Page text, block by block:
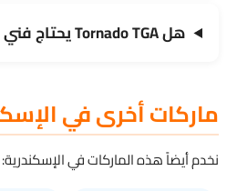
هل Tornado TGA يحتاج فني غاز معتمد؟
ماركات أخرى في
نخدم أيضاً هذه الماركات في الإسكندرية: